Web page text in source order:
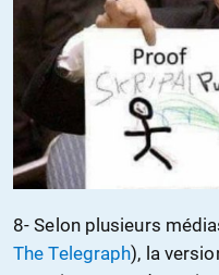
8- Selon plusieurs
The Telegraph), la